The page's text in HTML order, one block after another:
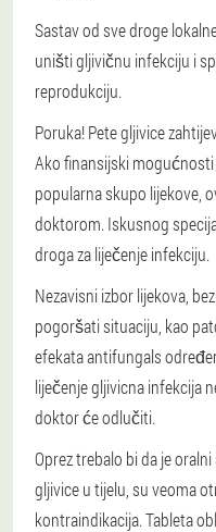
Sastav od sve droge
uništi gljivičnu infekciju i
reprodukciju.
Poruka! Pete gljivice
Ako finansijski
popularna skupo lijekove,
doktorom. Iskusnog
droga za liječenje infekciju.
Nezavisni izbor lijekova,
pogoršati situaciju, kao
efekata antifungals
liječenje gljivicna infekcija
doktor će odlučiti.
Oprez trebalo bi da je
gljivice u tijelu, su veoma
kontraindikacija. Tableta